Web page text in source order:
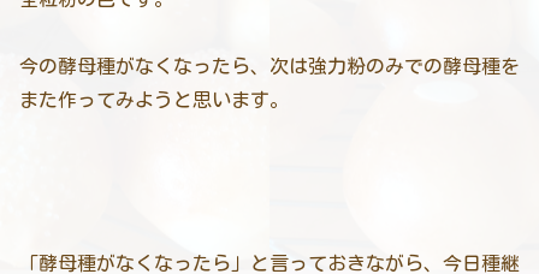
今の酵母種がなくなったら、次は強力粉のみでの酵母種を
また作ってみようと思います。
「酵母種がなくなったら」と言っておきながら、今日種継